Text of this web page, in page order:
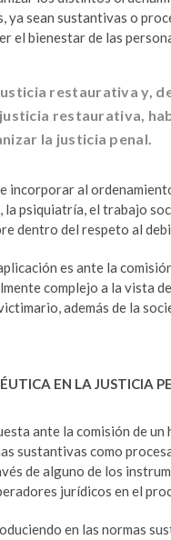
sean sustantivas o
el bienestar de las
restaurativa y,
restaurativa,
la justicia penal.
incorporar al
psiquiatría, el trabajo
dentro del respeto al
es ante la
complejo a la vista
además de la
EN LA JUSTICIA
ante la comisión de
sustantivas como
de alguno de los
jurídicos en el
en las normas